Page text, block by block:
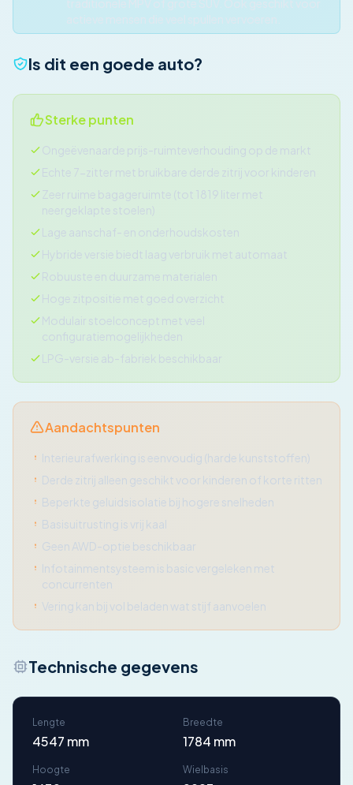
Is dit een goede auto?
Sterke punten
Ongeëvenaarde prijs-ruimteverhouding op de markt
Echte 7-zitter met bruikbare derde zitrij voor kinderen
Zeer ruime bagageruimte (tot 1819 liter met
neergeklapte stoelen)
Lage aanschaf- en onderhoudskosten
Hybride versie biedt laag verbruik met automaat
Robuuste en duurzame materialen
Hoge zitpositie met goed overzicht
Modulair stoelconcept met veel
configuratiemogelijkheden
LPG-versie ab-fabriek beschikbaar
Aandachtspunten
Interieurafwerking is eenvoudig (harde kunststoffen)
Derde zitrij alleen geschikt voor kinderen of korte ritten
Beperkte geluidsisolatie bij hogere snelheden
Basisuitrusting is vrij kaal
Geen AWD-optie beschikbaar
Infotainmentsysteem is basic vergeleken met
concurrenten
Vering kan bij vol beladen wat stijf aanvoelen
Technische gegevens
Lengte
4547 mm
Breedte
1784 mm
Hoogte Wielbasis